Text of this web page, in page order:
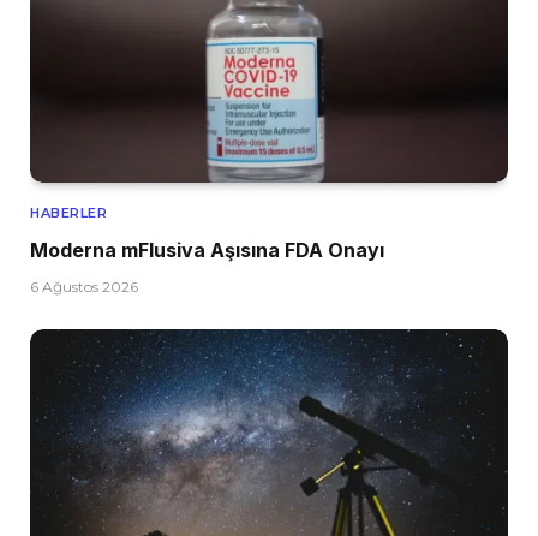
HABERLER
Moderna mFlusiva Aşısına FDA Onayı
6 Ağustos 2026